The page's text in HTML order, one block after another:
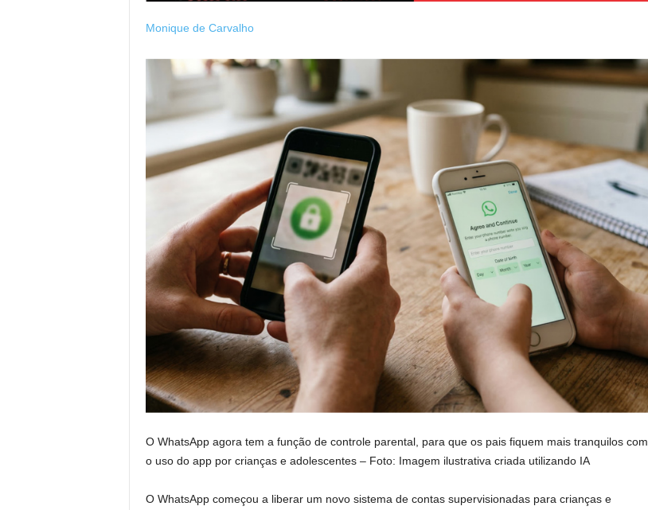
Monique de Carvalho
O WhatsApp agora tem a função de controle parental, para que os pais fiquem mais tranquilos com
o uso do app por crianças e adolescentes – Foto: Imagem ilustrativa criada utilizando IA
O WhatsApp começou a liberar um novo sistema de contas supervisionadas para crianças e